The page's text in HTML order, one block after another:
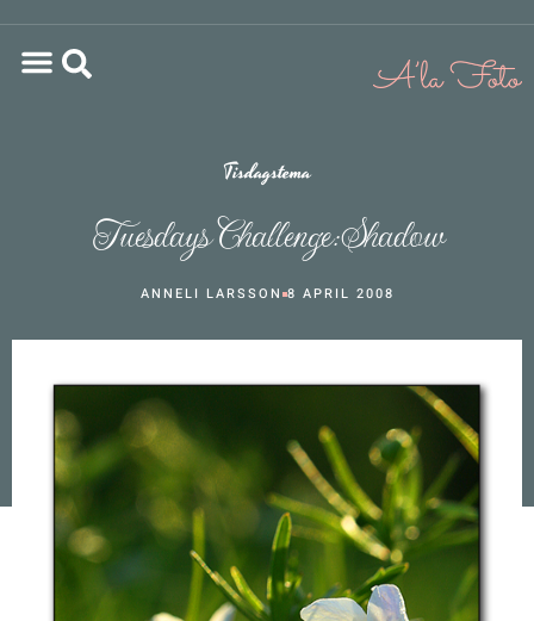
Tisdagstema
Tuesdays Challenge: Shadow
ANNELI LARSSON 8 APRIL 2008